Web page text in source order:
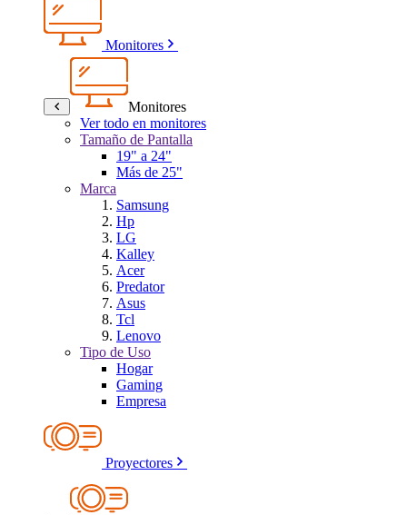
Monitores
Monitores
Ver todo en monitores
Tamaño de Pantalla
19" a 24"
Más de 25"
Marca
Samsung
Hp
LG
Kalley
Acer
Predator
Asus
Tcl
Lenovo
Tipo de Uso
Hogar
Gaming
Empresa
Proyectores